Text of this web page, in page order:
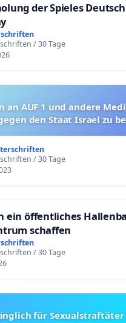
der Spieles
/ 30 Tage
an AUF 1 und andere
den Staat Israel zu
/ 30 Tage
ein öffentliches
schaffen
/ 30 Tage
für